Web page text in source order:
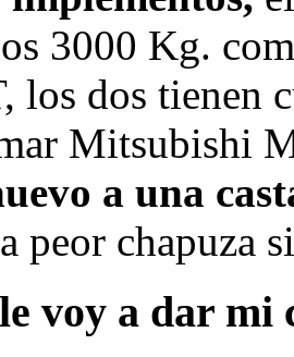
3000 Kg.
los dos tienen
Mitsubishi
a una
peor chapuza
voy a dar mi